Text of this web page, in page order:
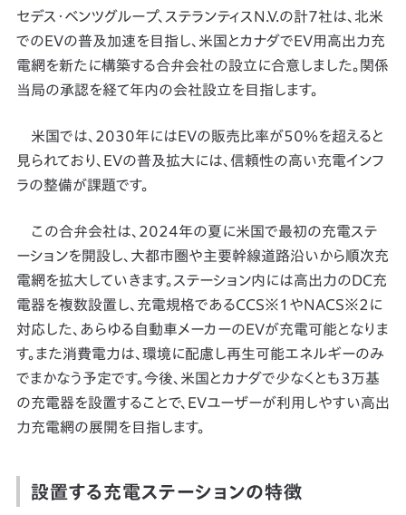
セデス・ベンツグループ、ステランティスN.V.の計7社は、北米
でのEVの普及加速を目指し、米国とカナダでEV用高出力充
電網を新たに構築する合弁会社の設立に合意しました。関係
当局の承認を経て年内の会社設立を目指します。
米国では、2030年にはEVの販売比率が50％を超えると
見られており、EVの普及拡大には、信頼性の高い充電インフ
ラの整備が課題です。
この合弁会社は、2024年の夏に米国で最初の充電ステ
ーションを開設し、大都市圏や主要幹線道路沿いから順次充
電網を拡大していきます。ステーション内には高出力のDC充
電器を複数設置し、充電規格であるCCS※1やNACS※2に
対応した、あらゆる自動車メーカーのEVが充電可能となりま
す。また消費電力は、環境に配慮し再生可能エネルギーのみ
でまかなう予定です。今後、米国とカナダで少なくとも3万基
の充電器を設置することで、EVユーザーが利用しやすい高出
力充電網の展開を目指します。
設置する充電ステーションの特徴